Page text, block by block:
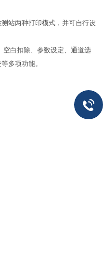
站两种打印模式，并可自行设
空白扣除、参数设定、通道选
多项功能。